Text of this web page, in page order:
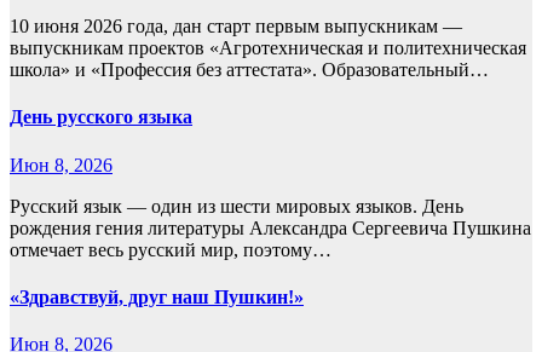
10 июня 2026 года, дан старт первым выпускникам —
выпускникам проектов «Агротехническая и политехническая
школа» и «Профессия без аттестата». Образовательный…
День русского языка
Июн 8, 2026
Русский язык — один из шести мировых языков. День
рождения гения литературы Александра Сергеевича Пушкина
отмечает весь русский мир, поэтому…
«Здравствуй, друг наш Пушкин!»
Июн 8, 2026